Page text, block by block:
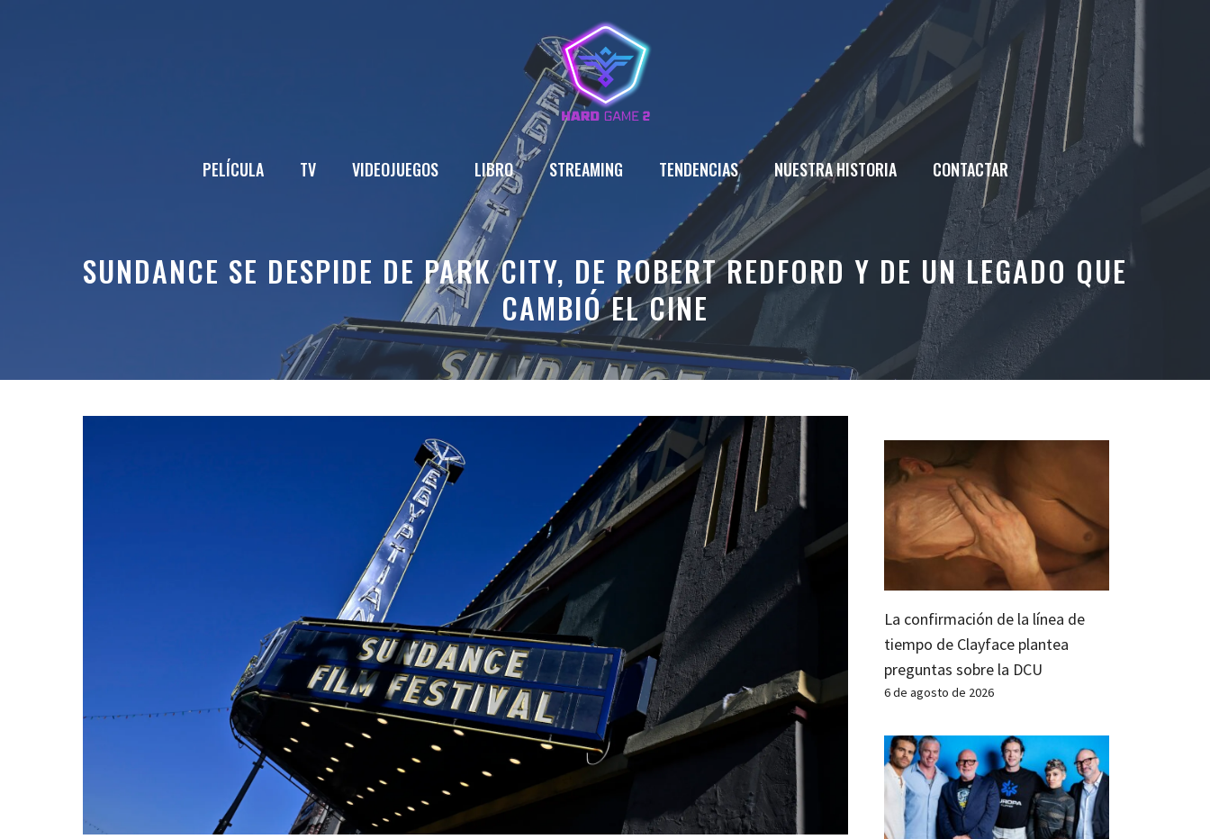
PELÍCULA TV VIDEOJUEGOS LIBRO STREAMING TENDENCIAS NUESTRA HISTORIA CONTACTAR
SUNDANCE SE DESPIDE DE PARK CITY, DE ROBERT REDFORD Y DE UN LEGADO QUE
CAMBIÓ EL CINE
La confirmación de la línea de
tiempo de Clayface plantea
preguntas sobre la DCU
6 de agosto de 2026